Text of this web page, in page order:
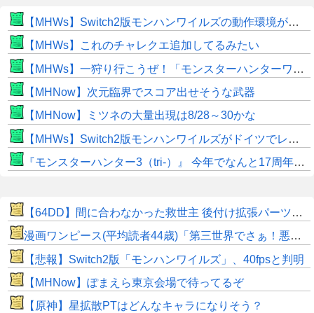
【MHWs】Switch2版モンハンワイルズの動作環境が判明！
【MHWs】これのチャレクエ追加してるみたい
【MHWs】一狩り行こうぜ！「モンスターハンターワイルズ 序盤体験版」を8月5日（水）より配信！
【MHNow】次元臨界でスコア出せそうな武器
【MHNow】ミツネの大量出現は8/28～30かな
【MHWs】Switch2版モンハンワイルズがドイツでレーティングされる！9月のサードダイレクトで発表か！？
『モンスターハンター3（tri-）』 今年でなんと17周年！！
【64DD】間に合わなかった救世主 後付け拡張パーツは本当に普及しないな Switch Onlineの方で出してくれないかな…
漫画ワンピース(平均読者44歳)「第三世界でさぁ！悪魔がいてさぁ！世界を創った19の武器がさぁ！」
【悲報】Switch2版「モンハンワイルズ」、40fpsと判明
【MHNow】ぽまえら東京会場で待ってるぞ
【原神】星拡散PTはどんなキャラになりそう？